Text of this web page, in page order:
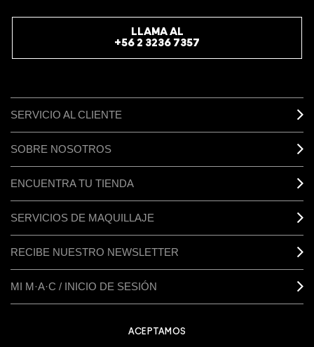
LLAMA AL
+56 2 3236 7357
SERVICIO AL CLIENTE
SOBRE NOSOTROS
ENCUENTRA TU TIENDA
SERVICIOS DE MAQUILLAJE
RECIBE NUESTRO NEWSLETTER
MI M·A·C / INICIO DE SESIÓN
ACEPTAMOS